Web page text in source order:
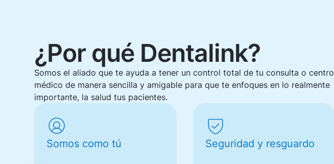
¿Por qué Dentalink?
Somos el aliado que te ayuda a tener un control total de tu consulta o centro
médico de manera sencilla y amigable para que te enfoques en lo realmente
importante, la salud tus pacientes.
Somos como tú Seguridad y resguardo